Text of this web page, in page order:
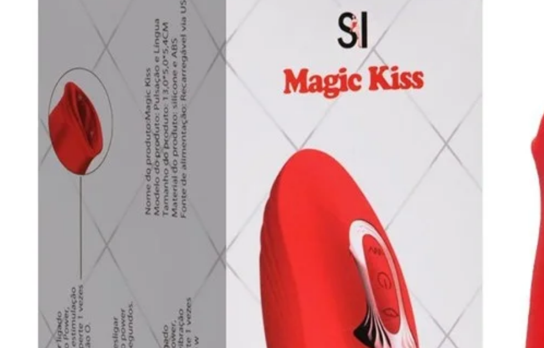
Medidas Aproximadas:
Comprimento: 25 cm
Diâmetro: 7,8 cm
Largura: 6,6 cm
Penetráveis: 17 cm
Peso: 340 g
Bateria: Utiliza 3 pilhas AAA (não inclusas)
Modo de Uso
Preparação: Insira as 3 pilhas AAA no compartimento apropriado.
Lubrificação: Aplique uma quantidade generosa de lubrificante à base de água
na entrada do masturbador e no pênis para garantir uma experiência
confortável.
Uso: Introduza o pênis no canal interno texturizado e ajuste a vibração
multivelocidade conforme desejado.
Limpeza: Após o uso, retire as pilhas e lave o masturbador com água morna e
sabão neutro. Evite molhar o compartimento das pilhas. Seque com papel
toalha ou deixe secar naturalmente.
Desfrute de uma experiência íntima realista e intensamente prazerosa com o
Masturbador Lanterna Cyber Vagina Youvibe Vipmix. Seu design discreto,
material realista e vibração multivelocidade proporcionam uma penetração
suave e satisfatória. Adquira o seu agora e transforme seus momentos íntimos
em uma experiência inesquecível.